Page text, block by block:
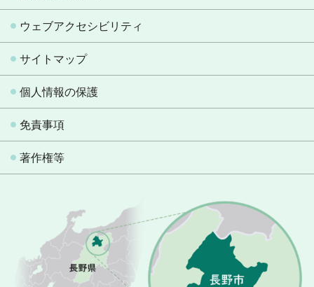
ウェブアクセシビリティ
サイトマップ
個人情報の保護
免責事項
著作権等